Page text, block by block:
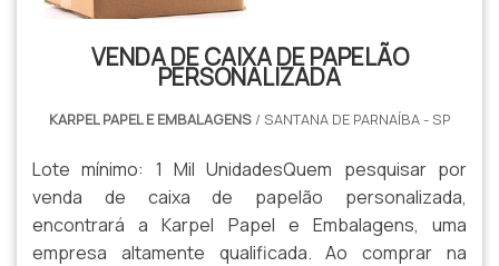
VENDA DE CAIXA DE PAPELÃO
PERSONALIZADA
KARPEL PAPEL E EMBALAGENS / SANTANA DE PARNAÍBA - SP
Lote mínimo: 1 Mil UnidadesQuem pesquisar por
venda de caixa de papelão personalizada,
encontrará a Karpel Papel e Embalagens, uma
empresa altamente qualificada. Ao comprar na